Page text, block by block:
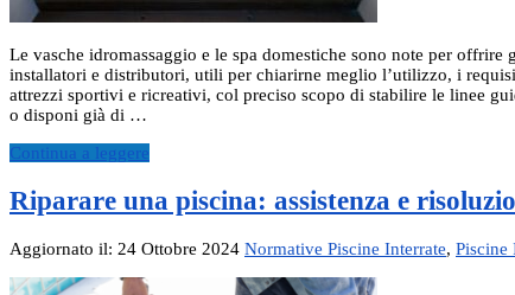
Le vasche idromassaggio e le spa domestiche sono note per
installatori e distributori, utili per chiarirne meglio l’utilizzo, i
attrezzi sportivi e ricreativi, col preciso scopo di stabilire le linee
o disponi già di …
Continua a leggere
Riparare una piscina: assistenza e
Aggiornato il: 24 Ottobre 2024 Normative Piscine Interrate, Piscine